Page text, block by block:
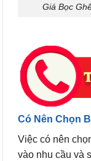
Giá Bọc
Có Nên Chọn
Việc có nên
vào nhu cầu và